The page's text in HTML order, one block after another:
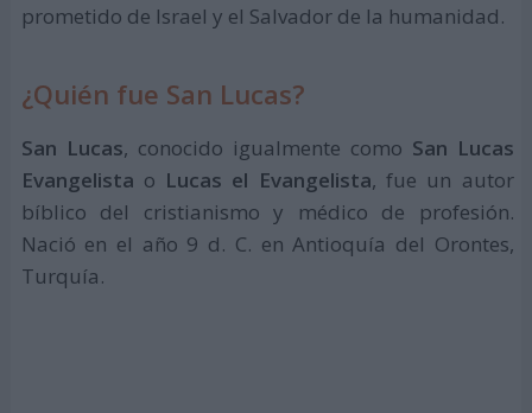
prometido de Israel y el Salvador de la humanidad.
¿Quién fue San Lucas?
San Lucas, conocido igualmente como San Lucas
Evangelista o Lucas el Evangelista, fue un autor
bíblico del cristianismo y médico de profesión.
Nació en el año 9 d. C. en Antioquía del Orontes,
Turquía.